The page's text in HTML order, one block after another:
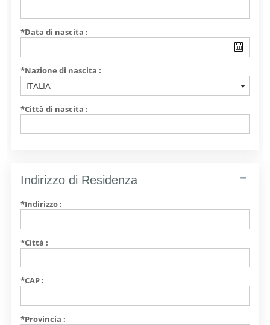
*Data di nascita :
*Nazione di nascita :
ITALIA
*Città di nascita :
Indirizzo di Residenza
*Indirizzo :
*Città :
*CAP :
*Provincia :